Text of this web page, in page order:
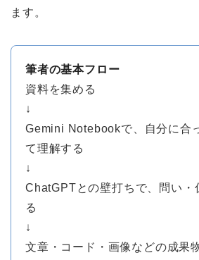
ます。
筆者の基本フロー
資料を集める
↓
Gemini Notebookで、自分に合
て理解する
↓
ChatGPTとの壁打ちで、問い・
る
↓
文章・コード・画像などの成果